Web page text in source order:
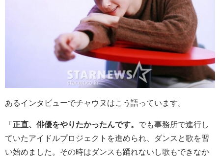
あるインタビューでチャウヌはこう語っています。
「 正直、俳優をやりたかったんです。 でも事務所で進行し
ていたアイドルプロジェクトを進められ、ダンスと歌を習
い始めました。その時はダンスも踊れないし歌もできなか